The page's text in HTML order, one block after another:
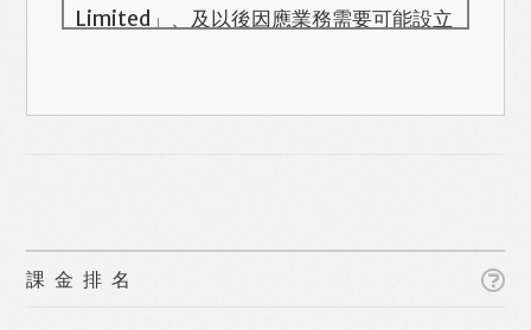
Like Facebook Twitter Line
Limited」、及以後因應業務需要可能設立
願性質。我們收集的個人資料包括姓名、
保留隨時增減本付費服務內容的權利，包
括但不限於漫畫、節目、小說等欄目及內
課金排名